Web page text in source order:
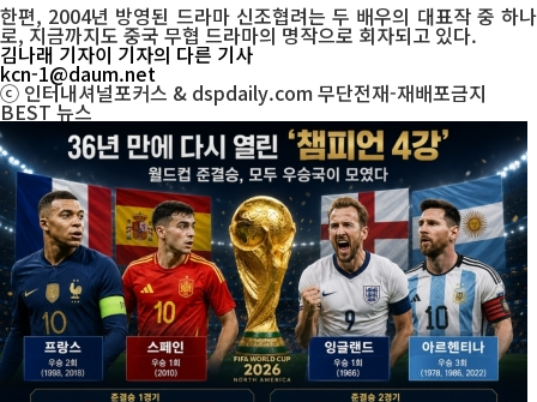
한편, 2004년 방영된 드라마 신조협려는 두 배우의 대표작 중 하나
로, 지금까지도 중국 무협 드라마의 명작으로 회자되고 있다.
김나래 기자이 기자의 다른 기사
kcn-1@daum.net
ⓒ 인터내셔널포커스 & dspdaily.com 무단전재-재배포금지
BEST뉴스